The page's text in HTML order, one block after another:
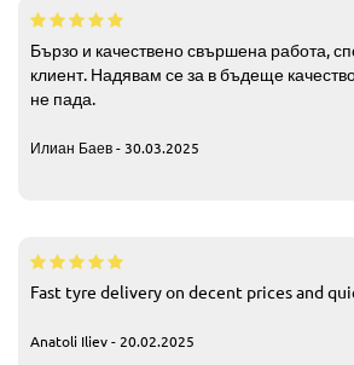
Бързо и качествено свършена работа,
клиент. Надявам се за в бъдеще
не пада.
Илиан Баев - 30.03.2025
Fast tyre delivery on decent prices and
Anatoli Iliev - 20.02.2025